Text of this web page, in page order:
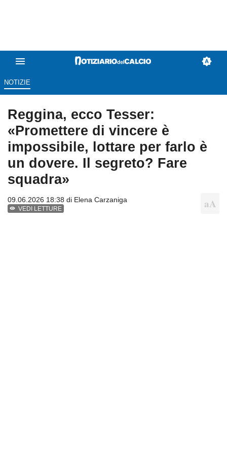
NOTIZIE
Reggina, ecco Tesser:
«Promettere di vincere è
impossibile, lottare per farlo è
un dovere. Il segreto? Fare
squadra»
09.06.2026 18:38 di Elena Carzaniga
VEDI LETTURE